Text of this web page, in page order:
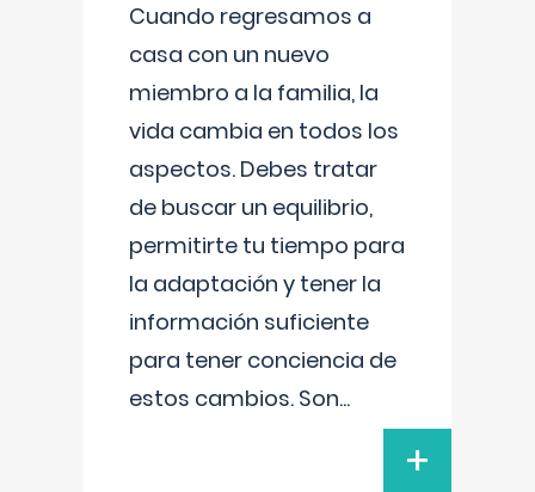
Cuando regresamos a
casa con un nuevo
miembro a la familia, la
vida cambia en todos los
aspectos. Debes tratar
de buscar un equilibrio,
permitirte tu tiempo para
la adaptación y tener la
información suficiente
para tener conciencia de
estos cambios. Son...
+